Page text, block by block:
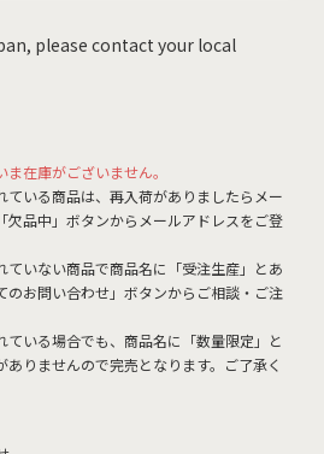
please contact your local
在庫がございません。
ている商品は、再入荷がありましたらメー
欠品中」ボタンからメールアドレスをご登
ていない商品で商品名に「受注生産」とあ
のお問い合わせ」ボタンからご相談・ご注
ている場合でも、商品名に「数量限定」と
りませんので完売となります。ご了承く